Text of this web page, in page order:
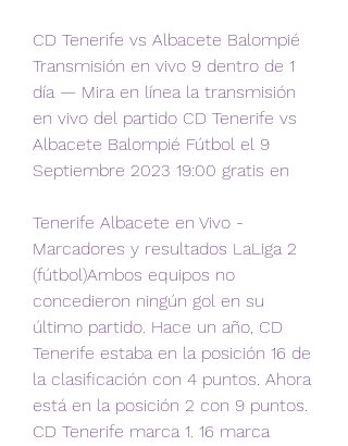
CD Tenerife vs Albacete Balompié
Transmisión en vivo 9 dentro de 1
día — Mira en línea la transmisión
en vivo del partido CD Tenerife vs
Albacete Balompié Fútbol el 9
Septiembre 2023 19:00 gratis en
Tenerife Albacete en Vivo -
Marcadores y resultados LaLiga 2
(fútbol)Ambos equipos no
concedieron ningún gol en su
último partido. Hace un año, CD
Tenerife estaba en la posición 16 de
la clasificación con 4 puntos. Ahora
está en la posición 2 con 9 puntos.
CD Tenerife marca 1. 16 marca